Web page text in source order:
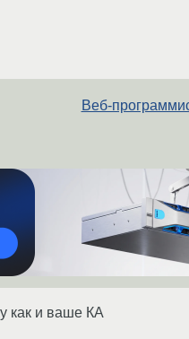
Веб-
как и ваше КА